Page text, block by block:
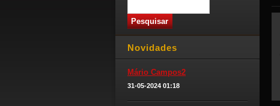
Novidades
Mário Campos2
31-05-2024 01:18